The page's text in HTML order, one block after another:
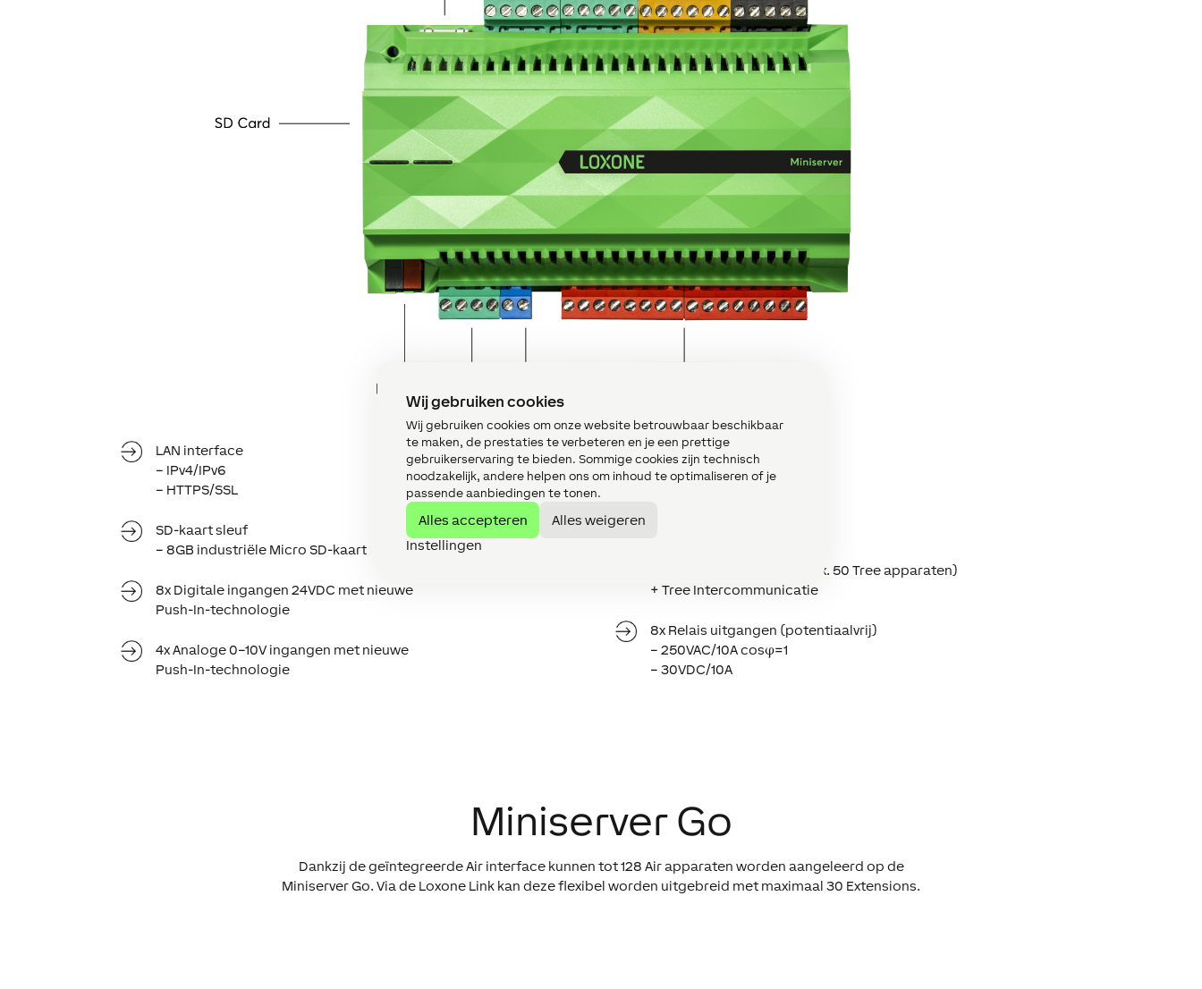
Wij gebruiken cookies
Wij gebruiken cookies om onze website betrouwbaar beschikbaar
te maken, de prestaties te verbeteren en je een prettige
gebruikerservaring te bieden. Sommige cookies zijn technisch
noodzakelijk, andere helpen ons om inhoud te optimaliseren of je
passende aanbiedingen te tonen.
Alles accepteren
Alles weigeren
Instellingen
LAN interface
– IPv4/IPv6
– HTTPS/SSL
SD-kaart sleuf
– 8GB industriële Micro SD-kaart
8x Digitale ingangen 24VDC met nieuwe
Push-In-technologie
4x Analoge 0–10V ingangen met nieuwe
Push-In-technologie
Stroomvoorziening
19,2VDC … 30VDC
Loxone Tree interface (max. 50 Tree apparaten)
+ Tree Intercommunicatie
8x Relais uitgangen (potentiaalvrij)
– 250VAC/10A cosφ=1
– 30VDC/10A
Miniserver Go
Dankzij de geïntegreerde Air interface kunnen tot 128 Air apparaten worden aangeleerd op de
Miniserver Go. Via de Loxone Link kan deze flexibel worden uitgebreid met maximaal 30 Extensions.